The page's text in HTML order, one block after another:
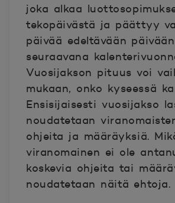
joka alkaa
tekopäivästä ja päättyy
päivää edeltävään päivään
seuraavana
Vuosijakson pituus voi
mukaan, onko kyseessä
Ensisijaisesti vuosijakso
noudatetaan
ohjeita ja määräyksiä.
viranomainen ei ole
koskevia ohjeita tai
noudatetaan näitä ehtoja.